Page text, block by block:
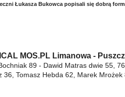
Łukasza Bukowca popisali się dobrą
MOS.PL Limanowa -
89 - Dawid Matras dwie 55,
36, Tomasz Hebda 62, Marek Mrożek